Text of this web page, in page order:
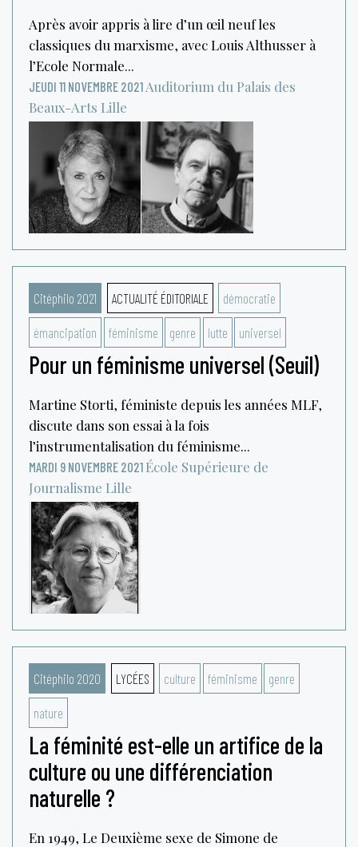
Après avoir appris à lire d’un œil neuf les
classiques du marxisme, avec Louis Althusser à
l’Ecole Normale...
JEUDI 11 NOVEMBRE 2021 Auditorium du Palais des
Beaux-Arts Lille
Citéphilo 2021 ACTUALITÉ ÉDITORIALE démocratie
émancipation féminisme genre lutte universel
Pour un féminisme universel (Seuil)
Martine Storti, féministe depuis les années MLF,
discute dans son essai à la fois
l’instrumentalisation du féminisme...
MARDI 9 NOVEMBRE 2021 École Supérieure de
Journalisme Lille
Citéphilo 2020 LYCÉES culture féminisme genre
nature
La féminité est-elle un artifice de la
culture ou une différenciation
naturelle ?
En 1949, Le Deuxième sexe de Simone de